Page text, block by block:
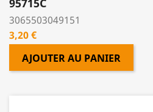
3065503049151
Prix
3,20 €
AJOUTER AU PANIER